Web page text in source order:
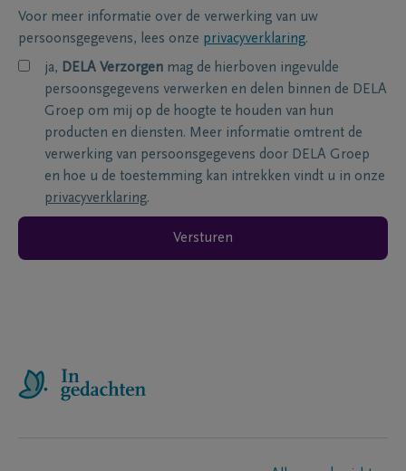
Voor meer informatie over de verwerking van uw
persoonsgegevens, lees onze privacyverklaring.
ja, DELA Verzorgen mag de hierboven ingevulde
persoonsgegevens verwerken en delen binnen de DELA
Groep om mij op de hoogte te houden van hun
producten en diensten. Meer informatie omtrent de
verwerking van persoonsgegevens door DELA Groep
en hoe u de toestemming kan intrekken vindt u in onze
privacyverklaring.
Versturen